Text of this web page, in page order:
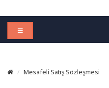
Mesafeli Satış Sözleşmesi